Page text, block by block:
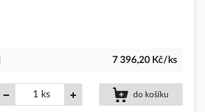
7 396,20 Kč/ks
ks do košíku